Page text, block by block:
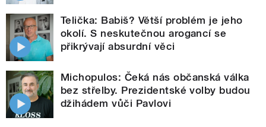
Telička: Babiš? Větší problém je jeho
okolí. S neskutečnou arogancí se
přikrývají absurdní věci
Michopulos: Čeká nás občanská válka
bez střelby. Prezidentské volby budou
džihádem vůči Pavlovi